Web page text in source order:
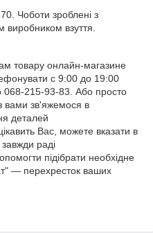
Чоботи зроблені з
виробником взуття.
товару онлайн-магазине
с 9:00 до 19:00
215-93-83. Або просто
вами зв'яжемося в
деталей
Вас, можете вказати в
раді
підібрати необхідне
— перехресток ваших